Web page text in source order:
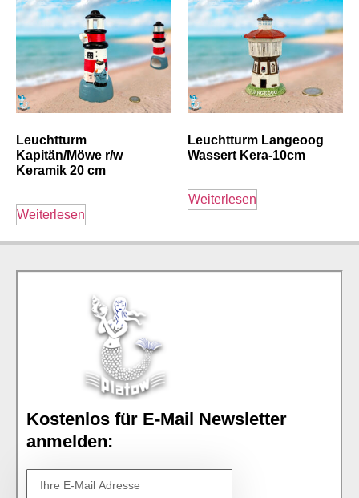
Leuchtturm
Kapitän/Möwe r/w
Keramik 20 cm
Weiterlesen
Leuchtturm Langeoog
Wassert Kera-10cm
Weiterlesen
Kostenlos für E-Mail Newsletter
anmelden: